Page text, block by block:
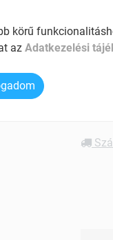
körű
az Adatkezelési